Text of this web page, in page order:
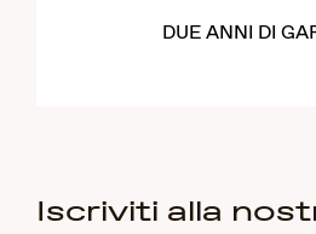
DUE ANNI DI
Iscriviti alla